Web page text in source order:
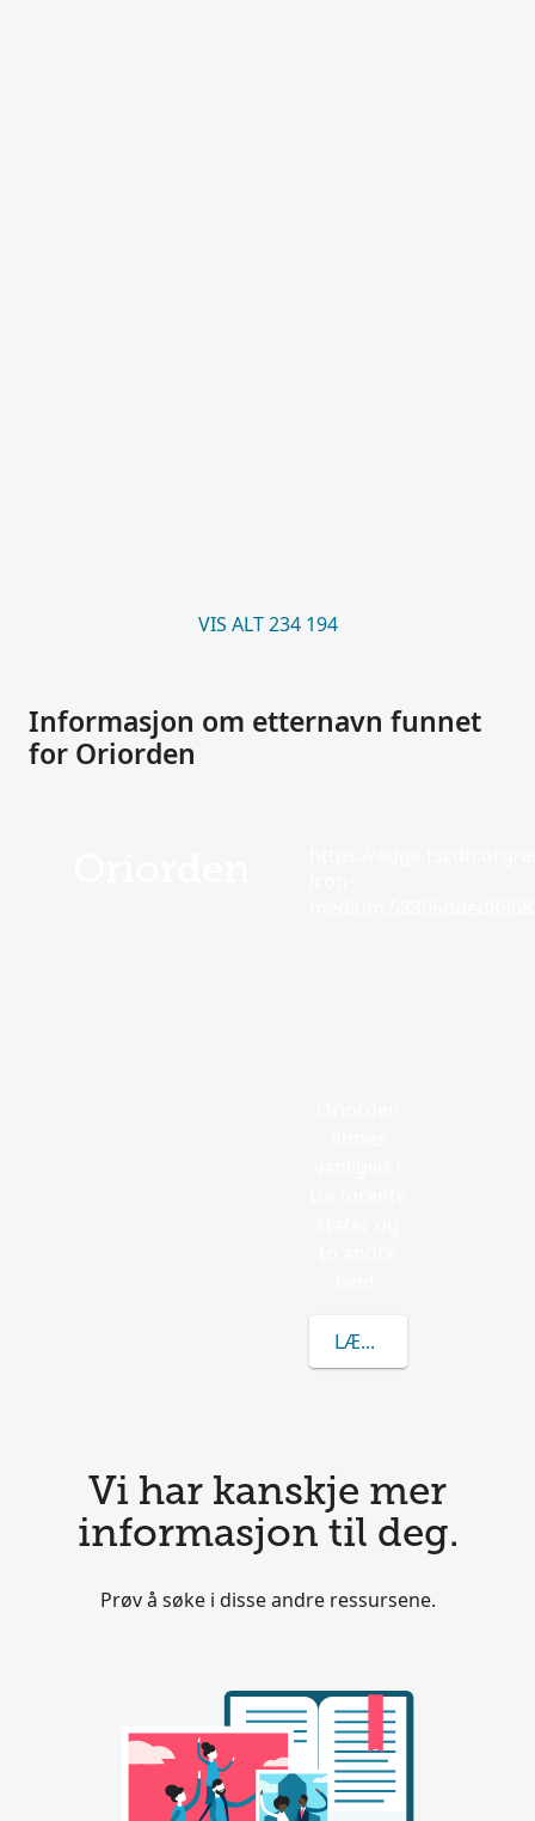
VIS ALT 234 194
Informasjon om etternavn funnet
for Oriorden
LÆR MER OM
Vi har kanskje mer
informasjon til deg.
Prøv å søke i disse andre ressursene.